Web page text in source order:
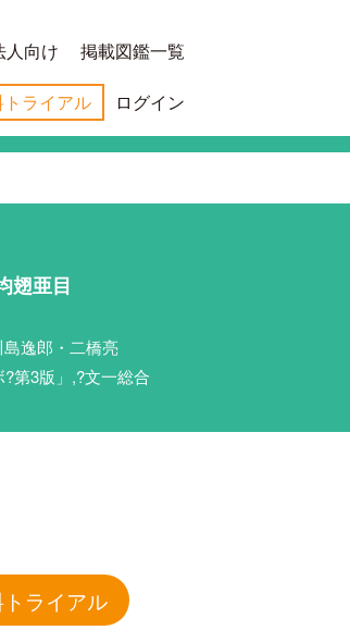
人向け 掲載図鑑一覧
ライアル ログイン
翅亜目
逸郎・二橋亮
第3版」,?文一総合
ライアル